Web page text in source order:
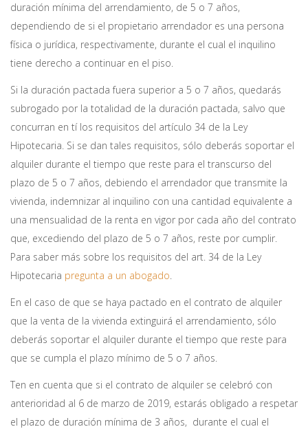
duración mínima del arrendamiento, de 5 o 7 años,
dependiendo de si el propietario arrendador es una persona
física o jurídica, respectivamente, durante el cual el inquilino
tiene derecho a continuar en el piso.
Si la duración pactada fuera superior a 5 o 7 años, quedarás
subrogado por la totalidad de la duración pactada, salvo que
concurran en tí los requisitos del artículo 34 de la Ley
Hipotecaria. Si se dan tales requisitos, sólo deberás soportar el
alquiler durante el tiempo que reste para el transcurso del
plazo de 5 o 7 años, debiendo el arrendador que transmite la
vivienda, indemnizar al inquilino con una cantidad equivalente a
una mensualidad de la renta en vigor por cada año del contrato
que, excediendo del plazo de 5 o 7 años, reste por cumplir.
Para saber más sobre los requisitos del art. 34 de la Ley
Hipotecaria pregunta a un abogado.
En el caso de que se haya pactado en el contrato de alquiler
que la venta de la vivienda extinguirá el arrendamiento, sólo
deberás soportar el alquiler durante el tiempo que reste para
que se cumpla el plazo mínimo de 5 o 7 años.
Ten en cuenta que si el contrato de alquiler se celebró con
anterioridad al 6 de marzo de 2019, estarás obligado a respetar
el plazo de duración mínima de 3 años, durante el cual el